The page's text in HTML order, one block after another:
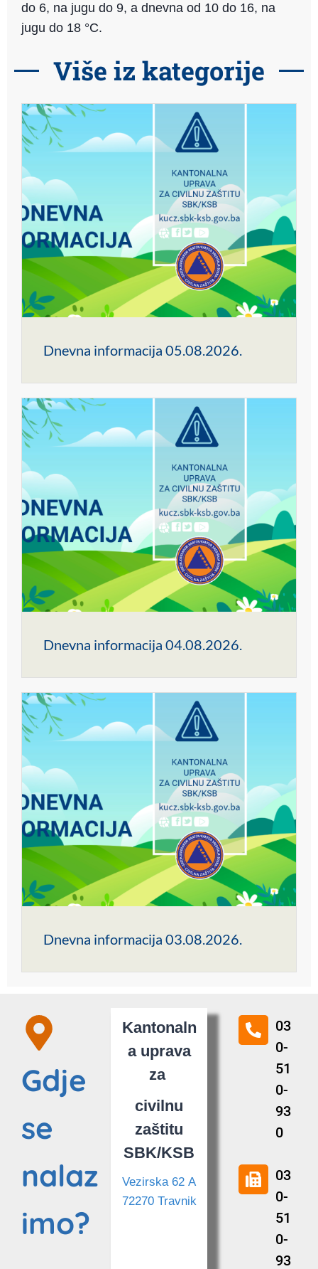
do 6, na jugu do 9, a dnevna od 10 do 16, na
jugu do 18 °C.
Više iz kategorije
Dnevna informacija 05.08.2026.
Dnevna informacija 04.08.2026.
Dnevna informacija 03.08.2026.
Gdje
se
nalaz
imo?
Kantonaln
a uprava
za
civilnu
zaštitu
SBK/KSB
Vezirska 62 A
72270 Travnik
03
0-
51
0-
93
0
03
0-
51
0-
93